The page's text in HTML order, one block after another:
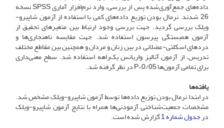
داده‌های جمع‌آوری‌شده پس از بررسی، وارد نرم‌افزار آماری SPSS نسخه
26 شدند. نرمال بودن توزیع داده‌های کمی با استفاده از آزمون شاپیرو-
ویلک بررسی گردید. جهت بررسی وجود ارتباط بین متغیرهای تحقیق از
آزمون همبستگی پیرسون استفاده شد. جهت مقایسه ناهنجاری‌ها و
دردهای اسکلتی-عضلانی در بین زنان و مردان و همچنین بین مقاطع مختلف
تدریس، از آزمون آنالیز واریانس یک‌راهه استفاده شد. سطح معنی‌داری
برای تمامی آزمون‌ها 0/05>P در نظر گرفته شد.
یافته‌ها
در ابتدا نرمال بودن توزیع داده‌ها توسط آزمون شاپیرو-ویلک مشخص شد.
مشخصات جمعیت‌شناختی آزمودنی‌ها همراه با نتایج آزمون شاپیرو-ویلک
درجدول شماره 1 گزارش شده است.